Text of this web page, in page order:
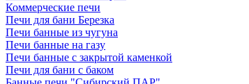
Коммерческие печи
Печи для бани Березка
Печи банные из чугуна
Печи банные на газу
Печи банные с закрытой каменкой
Печи для бани с баком